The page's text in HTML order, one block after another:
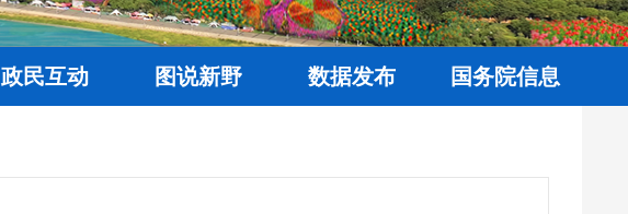
政民互动 图说新野 数据发布 国务院信息